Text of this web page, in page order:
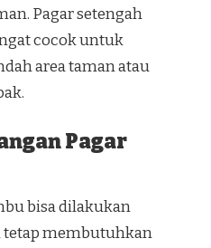
Pagar setengah
cocok untuk
area taman atau
Pagar
bisa dilakukan
tetap membutuhkan